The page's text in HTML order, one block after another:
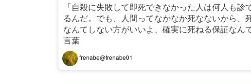
「自殺に失敗して即死できなかった人は何人も
るんだ。でも、人間ってなかなか死なないから
なんてしない方がいいよ、確実に死ねる保証な
言葉
frenabe@frenabe01